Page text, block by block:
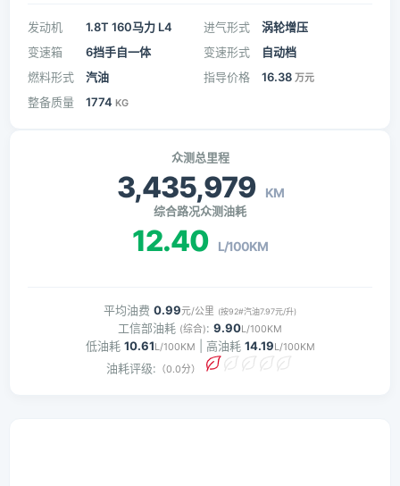
发动机 1.8T 160马力 L4 进气形式
涡轮增压
变速箱
6挡手自一体 变速形式
自动档
燃料形式
汽油 指导价格 16.38 万元
整备质量 1774 KG
众测总里程
3,435,979 KM
综合路况众测油耗
12.40 L/100KM
平均油费 0.99元/公里 (按92#汽油7.97元/升)
工信部油耗 (综合): 9.90L/100KM
低油耗 10.61L/100KM | 高油耗 14.19L/100KM
油耗评级: （0.0分）